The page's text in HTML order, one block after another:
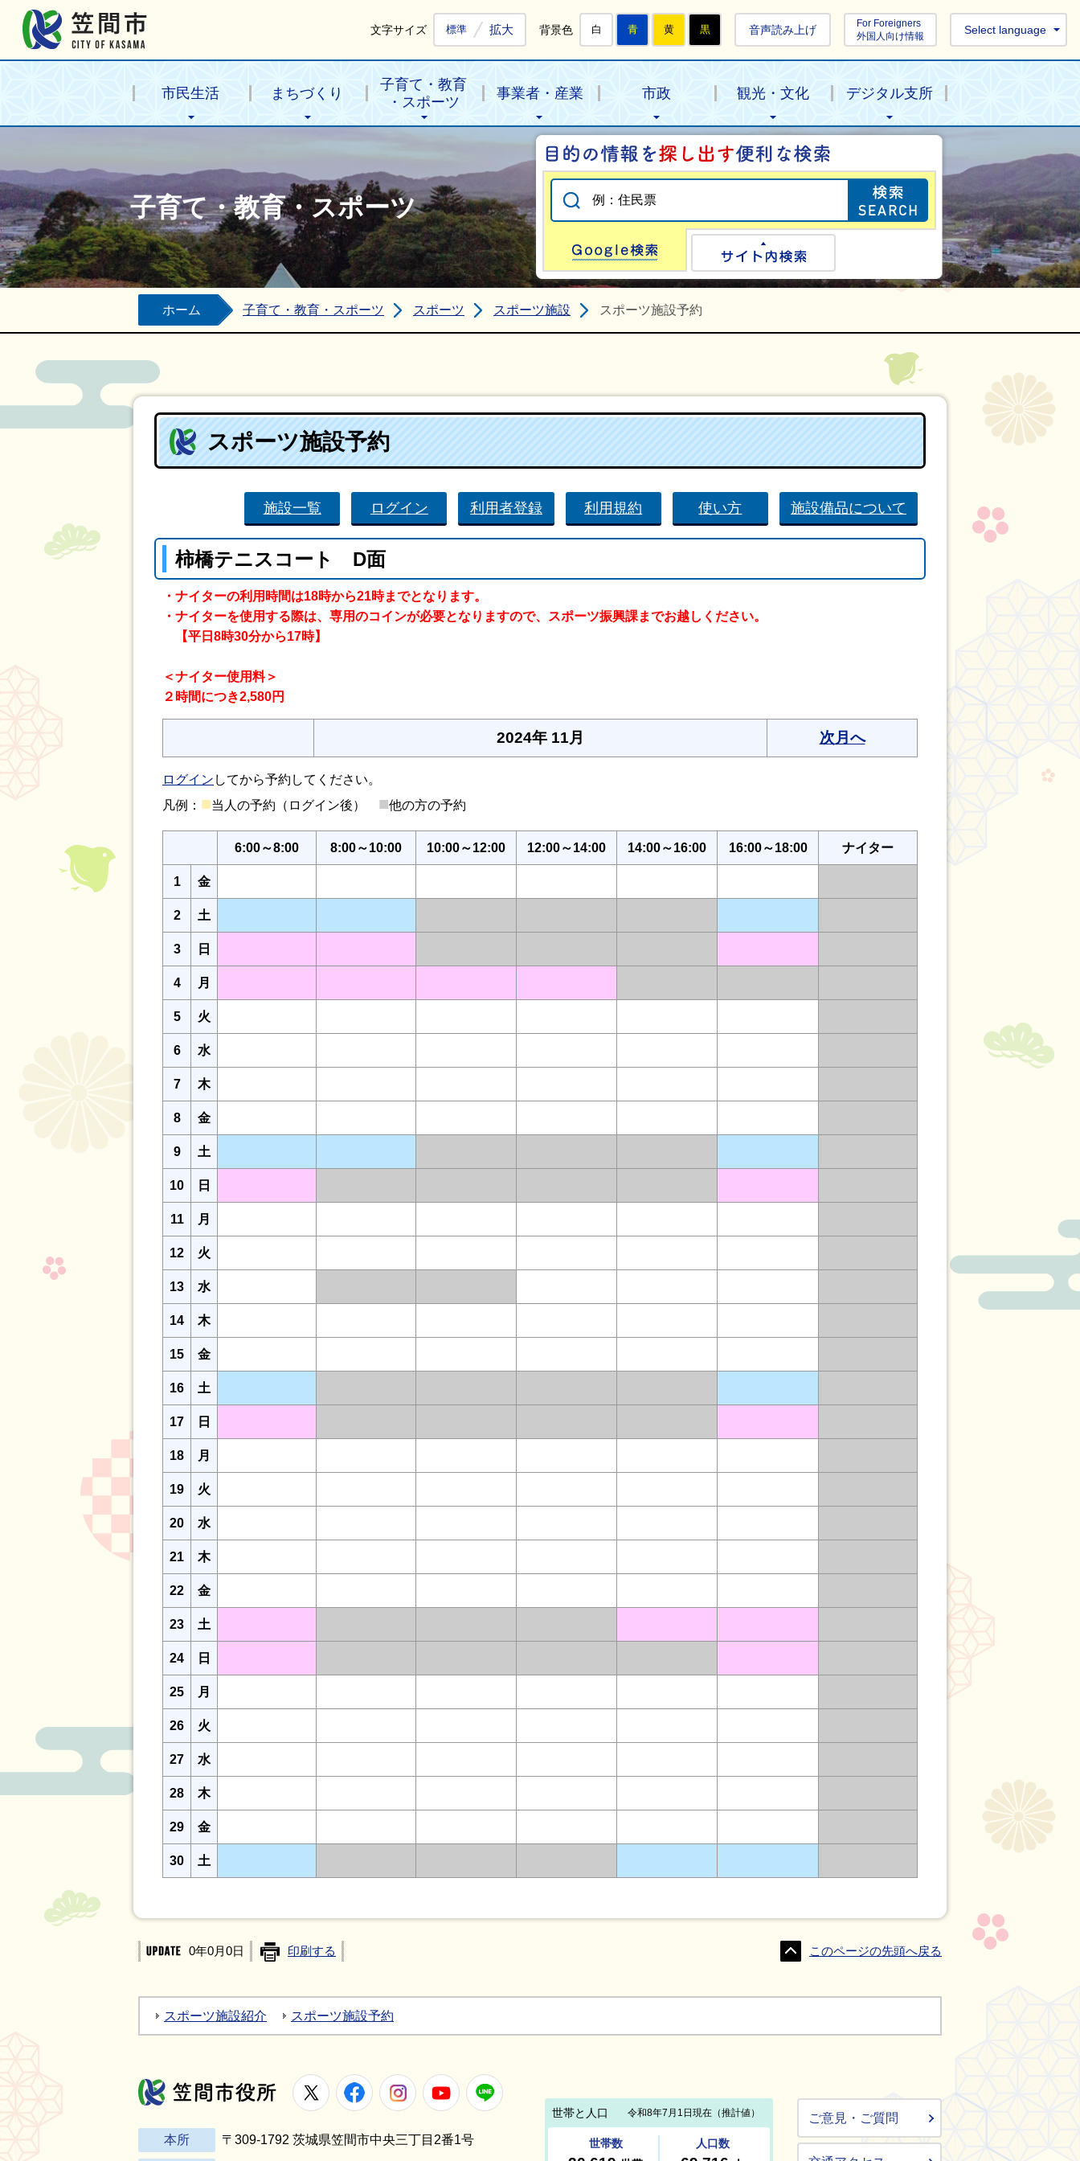
文字サイズ 標準 拡大 背景色 白 青 黄 黒 音声読み上げ
For Foreigners
外国人向け情報
Select language
市民生活 まちづくり
子育て・教育
・スポーツ
事業者・産業 市政 観光・文化 デジタル支所
子育て・教育・スポーツ
目的の情報を探
Google検索
ホーム 子育て・教育・スポーツ スポーツ スポーツ施設 スポーツ施設予約
スポーツ施設予約
施設一覧 ログイン 利用者登録 利用規約 使い方 施設備品について
柿橋テニスコート D面
・ナイターの利用時間は18時から21時までとなります。
・ナイターを使用する際は、専用のコインが必要となりますので、スポーツ振興課までお越しください。
【平日8時30分から17時】
＜ナイター使用料＞
２時間につき2,580円
2024年 11月 次月へ
ログイン してから予約してください。
凡例： ■当人の予約（ログイン後） ■他の方の予約
6:00～8:00 8:00～10:00 10:00～12:00 12:00～14:00 14:00～16:00 16:00～18:00 ナイター
1 金
2 土
3 日
4 月
5 火
6 水
7 木
8 金
9 土
10 日
11 月
12 火
13 水
14 木
15 金
16 土
17 日
18 月
19 火
20 水
21 木
22 金
23 土
24 日
25 月
26 火
27 水
28 木
29 金
30 土
0年0月0日 印刷する このページの先頭へ戻る
スポーツ施設紹介 スポーツ施設予約
笠間市役所
X FacebookInstagramYoutube
本所 〒309-1792 茨城県笠間市中央三丁目2番1号
ご意見・ご質問